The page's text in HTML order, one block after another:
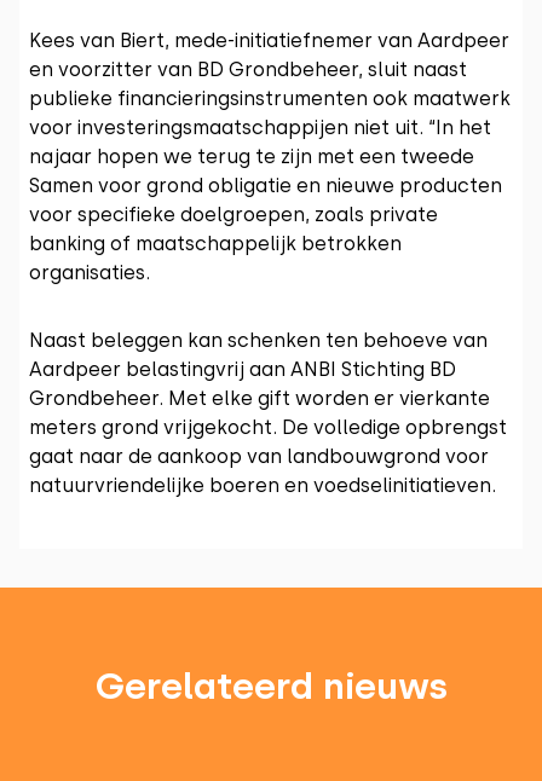
Kees van Biert, mede-initiatiefnemer van Aardpeer
en voorzitter van BD Grondbeheer, sluit naast
publieke financieringsinstrumenten ook maatwerk
voor investeringsmaatschappijen niet uit. “In het
najaar hopen we terug te zijn met een tweede
Samen voor grond obligatie en nieuwe producten
voor specifieke doelgroepen, zoals private
banking of maatschappelijk betrokken
organisaties.
Naast beleggen kan schenken ten behoeve van
Aardpeer belastingvrij aan ANBI Stichting BD
Grondbeheer. Met elke gift worden er vierkante
meters grond vrijgekocht. De volledige opbrengst
gaat naar de aankoop van landbouwgrond voor
natuurvriendelijke boeren en voedselinitiatieven.
Gerelateerd nieuws